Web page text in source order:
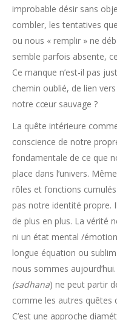
improbable désir sans
combler, les tentatives
ou nous « remplir » ne
semble parfois absente,
Ce manque n’est-il pas
chemin oublié, de lien
notre cœur sauvage ?
La quête intérieure
conscience de notre
fondamentale de ce que
place dans l’univers.
rôles et fonctions
pas notre identité propre.
de plus en plus. La vérité
ni un état mental /
longue équation ou
nous sommes
(sadhana) ne peut partir
comme les autres quêtes
C’est une approche